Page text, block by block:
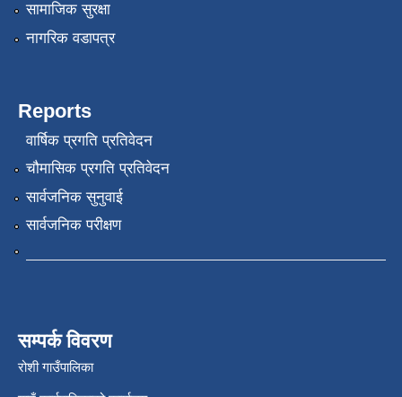
सामाजिक सुरक्षा
नागरिक वडापत्र
Reports
वार्षिक प्रगति प्रतिवेदन
चौमासिक प्रगति प्रतिवेदन
सार्वजनिक सुनुवाई
सार्वजनिक परीक्षण
सम्पर्क विवरण
रोशी गाउँपालिका